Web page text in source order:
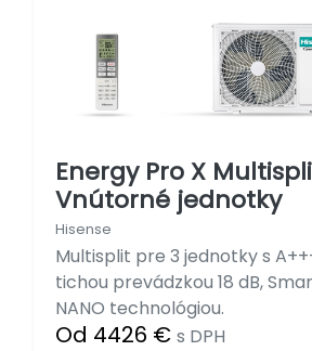
Energy Pro X
Vnútorné jednotky
Hisense
Multisplit pre 3 jednotky s
tichou prevádzkou 18 dB,
NANO technológiou.
Od 4426 € s DPH